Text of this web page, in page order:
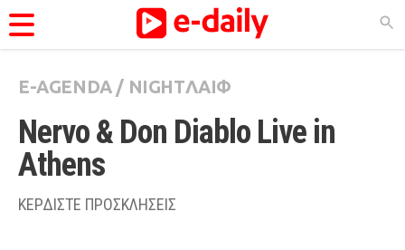
ΚΑΤΗΓΟΡΊΕΣ
Ειδήσεις
Θέματα
Videos
E-AGENDA/ NIGHTΛΑΙΦ
Nervo & Don Diablo Live in
Athens
ΚΕΡΔΙΣΤΕ ΠΡΟΣΚΛΗΣΕΙΣ